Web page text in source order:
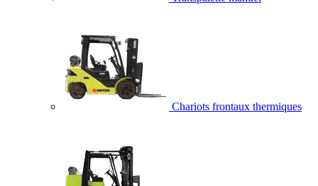
Chariots frontaux thermiques